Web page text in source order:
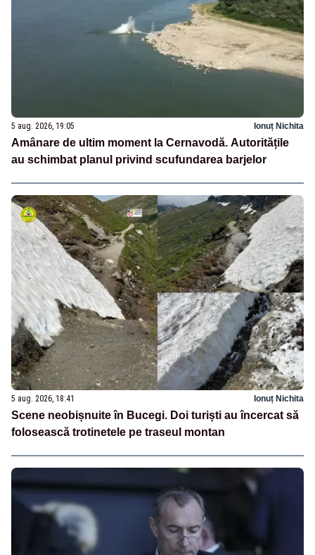
5 aug. 2026, 19:05 Ionuț Nichita
Amânare de ultim moment la Cernavodă. Autoritățile
au schimbat planul privind scufundarea barjelor
5 aug. 2026, 18:41 Ionuț Nichita
Scene neobișnuite în Bucegi. Doi turiști au încercat să
folosească trotinetele pe traseul montan